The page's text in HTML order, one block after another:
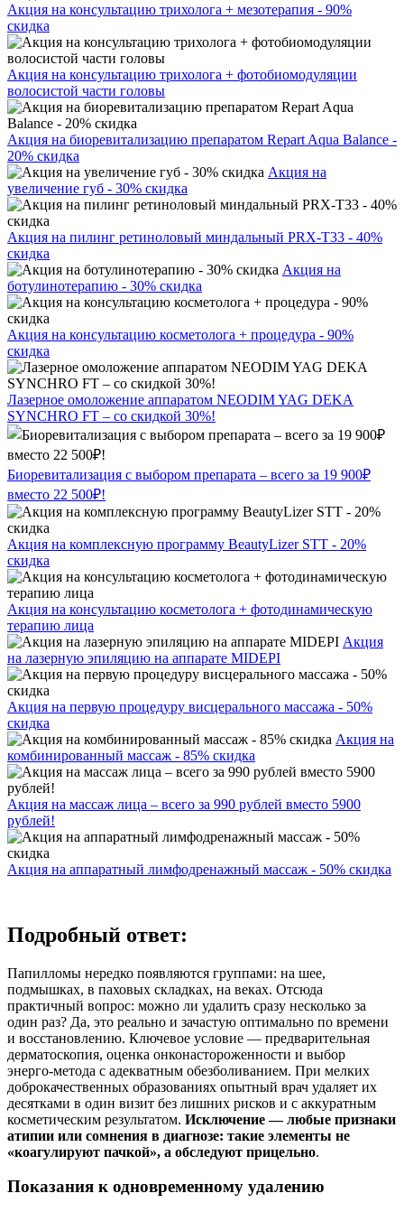
Акция на консультацию трихолога + мезотерапия - 90%
скидка
Акция на консультацию трихолога + фотобиомодуляции
волосистой части головы
Акция на биоревитализацию препаратом Repart Aqua Balance -
20% скидка
Акция на
увеличение губ - 30% скидка
Акция на пилинг ретиноловый миндальный PRX-T33 - 40%
скидка
Акция на
ботулинотерапию - 30% скидка
Акция на консультацию косметолога + процедура - 90%
скидка
Лазерное омоложение аппаратом NEODIM YAG DEKA
SYNCHRO FT – со скидкой 30%!
Биоревитализация с выбором препарата – всего за 19 900₽
вместо 22 500₽!
Акция на комплексную программу BeautyLizer STT - 20%
скидка
Акция на консультацию косметолога + фотодинамическую
терапию лица
Акция
на лазерную эпиляцию на аппарате MIDEPI
Акция на первую процедуру висцерального массажа - 50%
скидка
Акция на
комбинированный массаж - 85% скидка
Акция на массаж лица – всего за 990 рублей вместо 5900
рублей!
Акция на аппаратный лимфодренажный массаж - 50% скидка
Подробный ответ:
Папилломы нередко появляются группами: на шее,
подмышках, в паховых складках, на веках. Отсюда
практичный вопрос: можно ли удалить сразу несколько за
один раз? Да, это реально и зачастую оптимально по времени
и восстановлению. Ключевое условие — предварительная
дерматоскопия, оценка онконастороженности и выбор
энерго‑метода с адекватным обезболиванием. При мелких
доброкачественных образованиях опытный врач удаляет их
десятками в один визит без лишних рисков и с аккуратным
косметическим результатом. Исключение — любые признаки
атипии или сомнения в диагнозе: такие элементы не
«коагулируют пачкой», а обследуют прицельно.
Показания к одновременному удалению